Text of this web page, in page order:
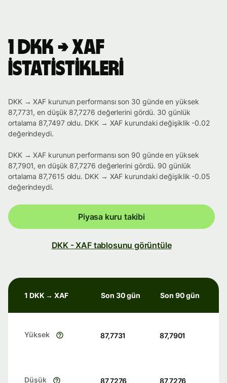
1 DKK → XAF
istatistikleri
DKK → XAF kurunun performansı son 30 günde en yüksek
87,7731, en düşük 87,7276 değerlerini gördü. 30 günlük
ortalama 87,7497 oldu. DKK → XAF kurundaki değişiklik -0.02
değerindeydi.
DKK → XAF kurunun performansı son 90 günde en yüksek
87,7901, en düşük 87,7276 değerlerini gördü. 90 günlük
ortalama 87,7615 oldu. DKK → XAF kurundaki değişiklik -0.05
değerindeydi.
Piyasa kuru takibi
DKK - XAF tablosunu görüntüle
1 DKK → XAF Son 30 gün Son 90 gün
Yüksek 87,7731 87,7901
Düşük 87,7276 87,7276